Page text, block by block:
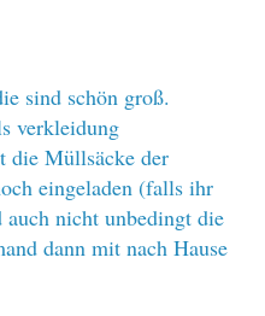
sind schön groß.
verkleidung
die Müllsäcke der
eingeladen (falls ihr
nicht unbedingt die
dann mit nach Hause